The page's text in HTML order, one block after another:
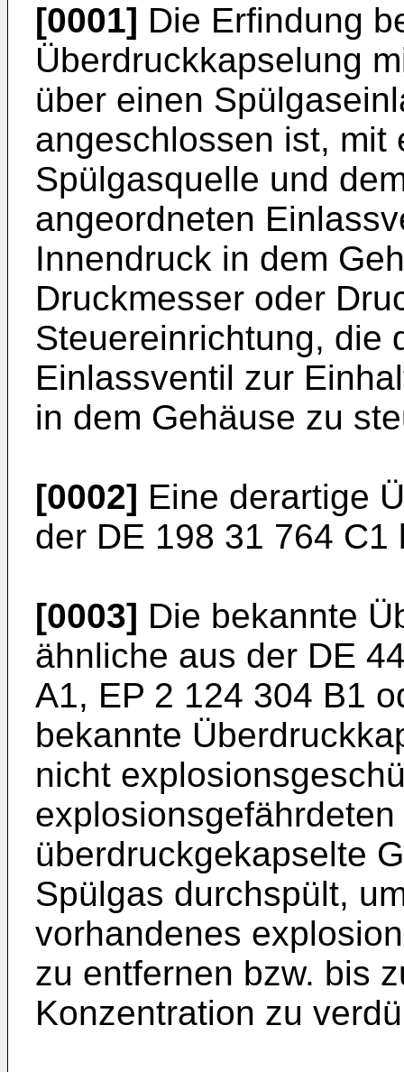
[0001] Die Erfindung
Überdruckkapselung
über einen
angeschlossen ist, mit
Spülgasquelle und
angeordneten
Innendruck in dem
Druckmesser oder
Steuereinrichtung, die
Einlassventil zur
in dem Gehäuse zu
[0002] Eine derartige
der DE 198 31 764 C1
[0003] Die bekannte
ähnliche aus der DE
A1, EP 2 124 304 B1
bekannte
nicht
überdruckgekapselte
Spülgas durchspült,
vorhandenes
zu entfernen bzw. bis
Konzentration zu